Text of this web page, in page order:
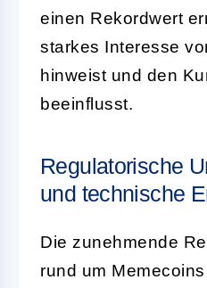
einen Rekordwert
starkes Interesse
hinweist und den
beeinflusst.
Regulatorische
und technische
Die zunehmende
rund um